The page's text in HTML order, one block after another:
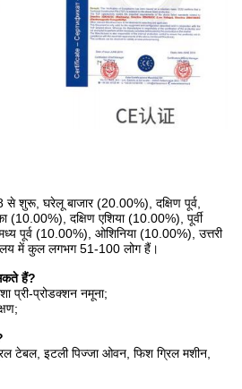
शुरू, घरेलू बाजार (20.00%), दक्षिण पूर्व,
(10.00%), दक्षिण एशिया (10.00%), पूर्वी
पूर्व (10.00%), ओशिनिया (10.00%), उत्तरी
में कुल लगभग 51-100 लोग हैं।
हैं?
प्री-प्रोडक्शन नमूना;
टेबल, इटली पिज्जा ओवन, फिश ग्रिल मशीन,